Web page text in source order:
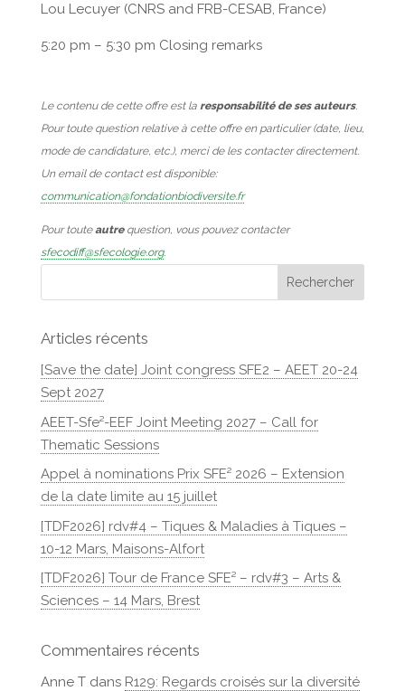
Lou Lecuyer (CNRS and FRB-CESAB, France)
5:20 pm – 5:30 pm Closing remarks
Le contenu de cette offre est la responsabilité de ses auteurs.
Pour toute question relative à cette offre en particulier (date, lieu,
mode de candidature, etc.), merci de les contacter directement.
Un email de contact est disponible:
communication@fondationbiodiversite.fr
Pour touteautrequestion, vous pouvez contacter
sfecodiff@sfecologie.org.
Articles récents
[Save the date] Joint congress SFE2 – AEET 20-24
Sept 2027
AEET-Sfe²-EEF Joint Meeting 2027 – Call for
Thematic Sessions
Appel à nominations Prix SFE² 2026 – Extension
de la date limite au 15 juillet
[TDF2026] rdv#4 – Tiques & Maladies à Tiques –
10-12 Mars, Maisons-Alfort
[TDF2026] Tour de France SFE² – rdv#3 – Arts &
Sciences – 14 Mars, Brest
Commentaires récents
Anne Tdans R129: Regards croisés sur la diversité